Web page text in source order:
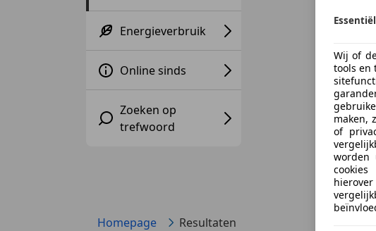
Energieverbruik
Online sinds
Zoeken op
trefwoord
Homepage Resultaten
Wij of
tools en
maken,
of
worden